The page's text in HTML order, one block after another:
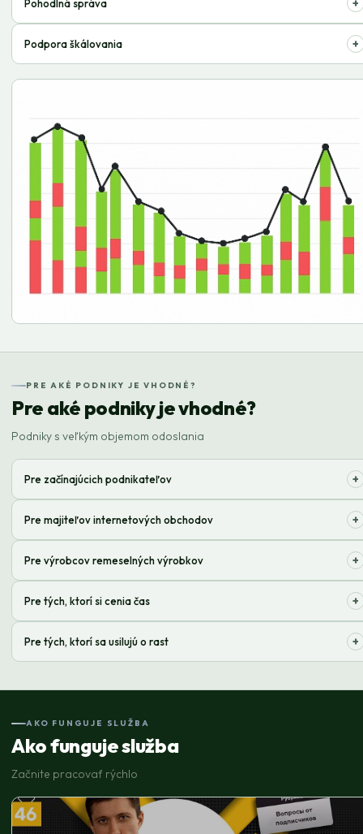
Pohodlná správa
+
dáta.
Podpora škálovania +
PRE AKÉ PODNIKY JE VHODNÉ?
Pre aké podniky je vhodné?
Podniky s veľkým objemom odoslania
Pre začínajúcich podnikateľov +
Pre majiteľov internetových obchodov
+
Pre výrobcov remeselných výrobkov
+
Pre tých, ktorí si cenia čas
+
Pre tých, ktorí sa usilujú o rast
+
AKO FUNGUJE SLUŽBA
Ako funguje služba
Začnite pracovať rýchlo